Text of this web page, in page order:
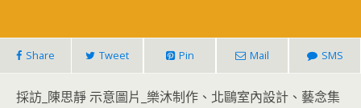
Share Tweet Pin Mail SMS
採訪_陳思靜 示意圖片_樂沐制作、北鷗室內設計、藝念集